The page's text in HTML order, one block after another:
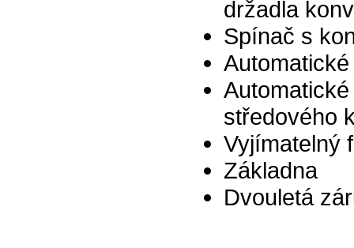
držadla
Spínač s
středového
Vyjímatelný
Základna
Dvouletá